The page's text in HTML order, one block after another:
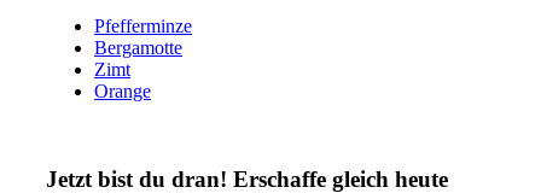
Pfefferminze
Bergamotte
Zimt
Orange
Jetzt bist du dran! Erschaffe gleich heute